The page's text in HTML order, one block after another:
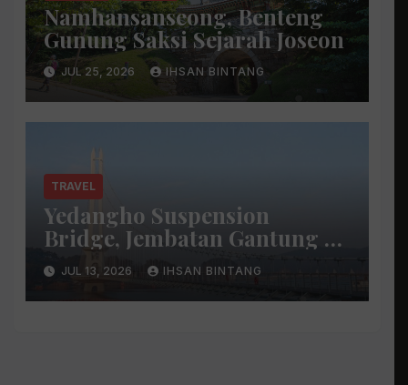
Namhansanseong, Benteng
Gunung Saksi Sejarah Joseon
JUL 25, 2026 IHSAN BINTANG
TRAVEL
Yedangho Suspension
Bridge, Jembatan Gantung di
Atas Danau
JUL 13, 2026 IHSAN BINTANG